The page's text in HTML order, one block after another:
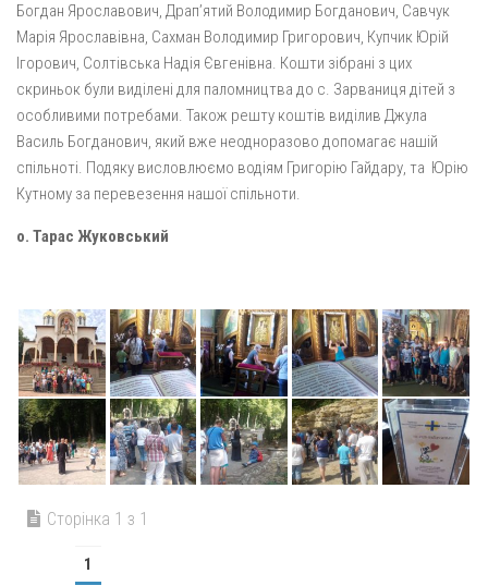
Богдан Ярославович, Драп’ятий Володимир Богданович, Савчук
Марія Ярославівна, Сахман Володимир Григорович, Купчик Юрій
Ігорович, Солтівська Надія Євгенівна. Кошти зібрані з цих
скриньок були виділені для паломництва до с. Зарваниця дітей з
особливими потребами. Також решту коштів виділив Джула
Василь Богданович, який вже неодноразово допомагає нашій
спільноті. Подяку висловлюємо водіям Григорію Гайдару, та Юрію
Кутному за перевезення нашої спільноти.
о. Тарас Жуковський
Сторінка 1 з 1
1